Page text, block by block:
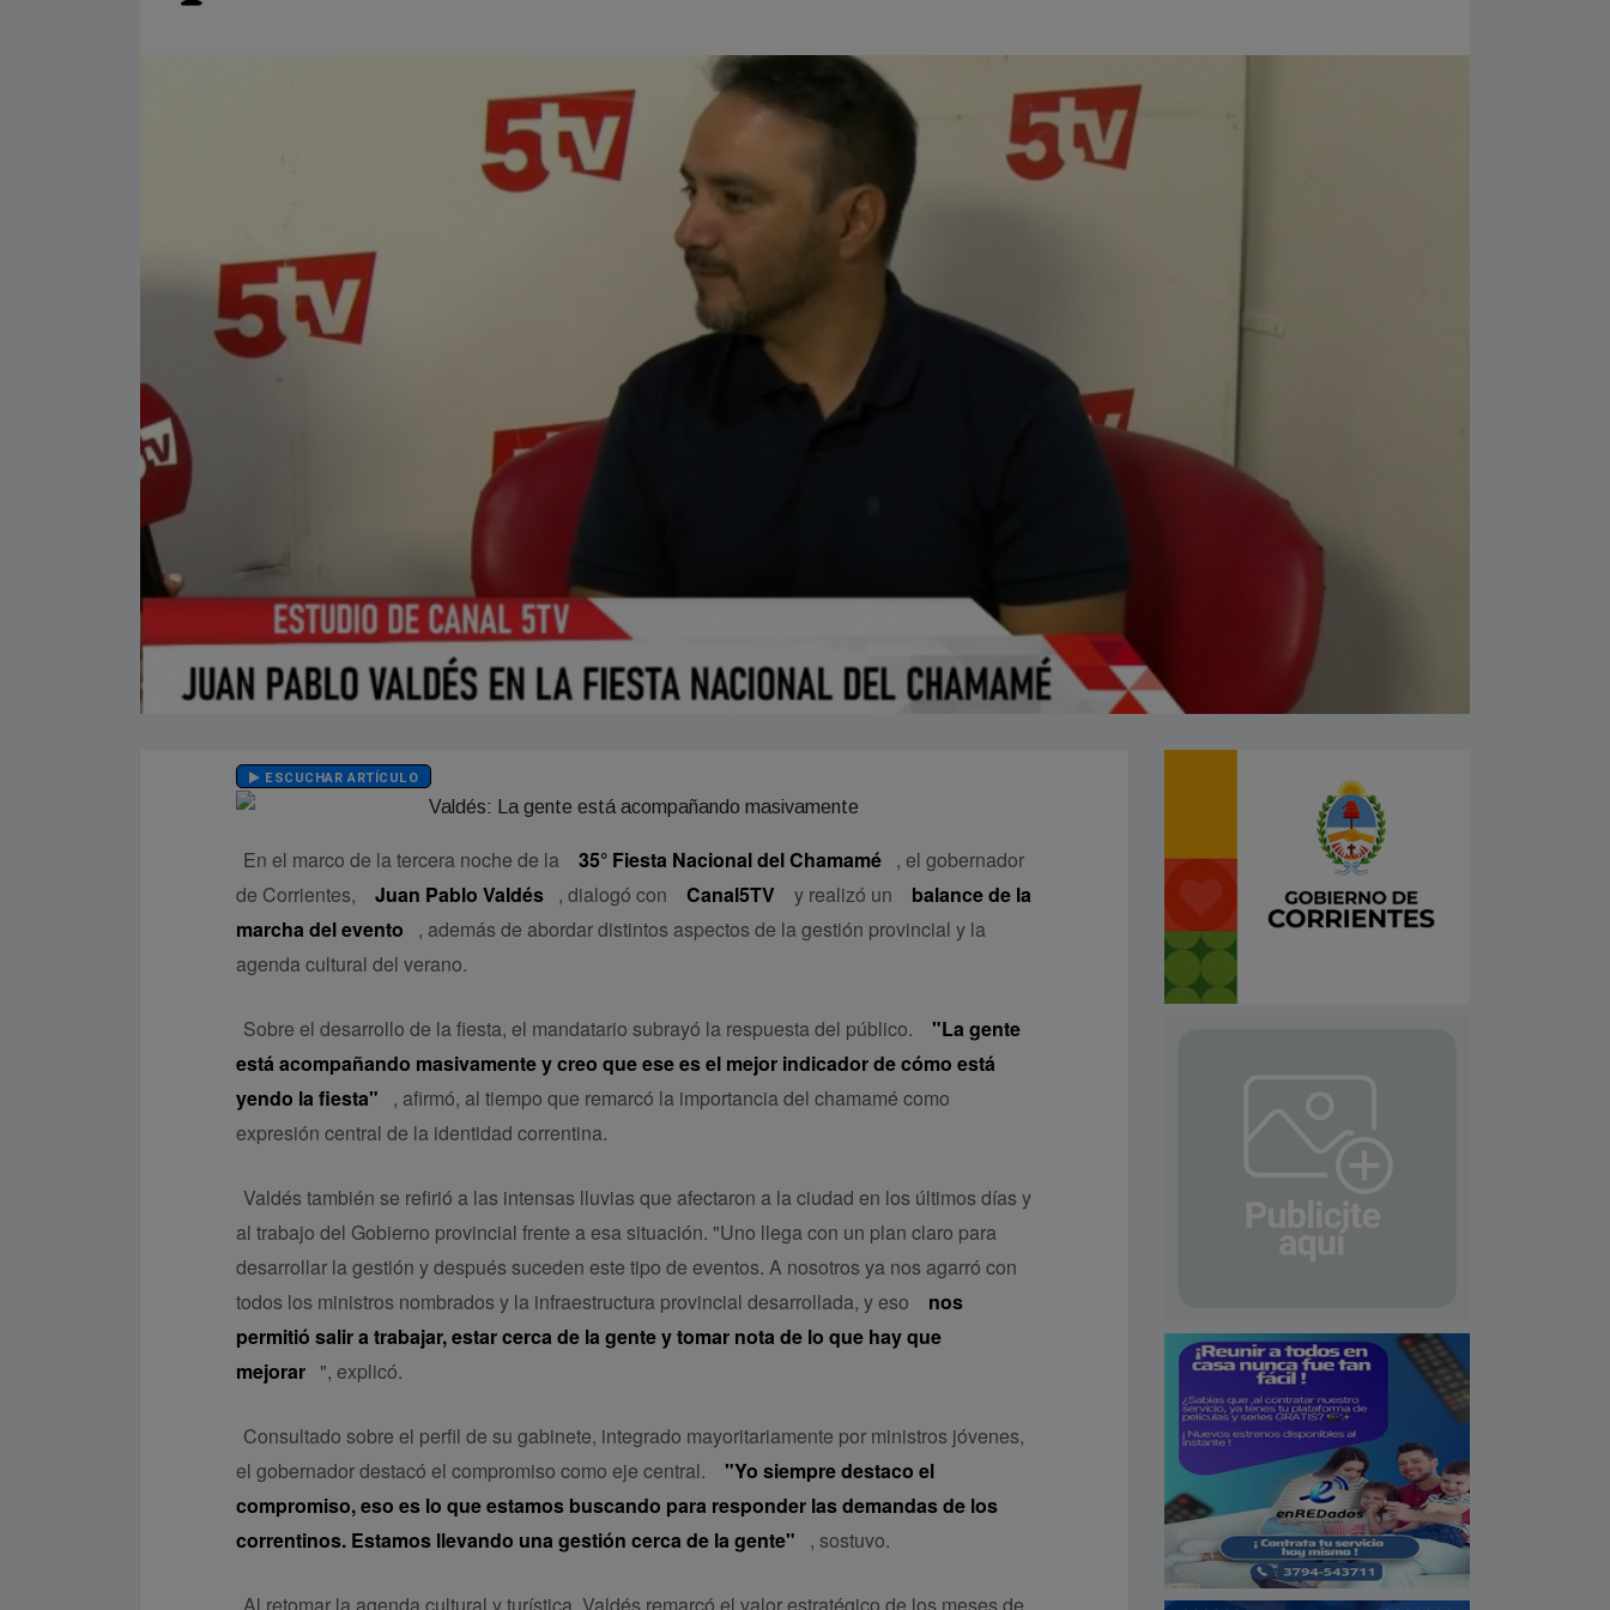
ESCUCHAR ARTÍCULO
En el marco de la tercera noche de la 35° Fiesta Nacional del Chamamé , el gobernador
de Corrientes,
Juan Pablo Valdés , dialogó con Canal5TV y realizó un
balance de la
marcha del evento
, además de abordar distintos aspectos de la gestión provincial y la
agenda cultural del verano.
Sobre el desarrollo de la fiesta, el mandatario subrayó la respuesta del público.
"La gente
está acompañando masivamente y creo que ese es el mejor indicador de cómo está
yendo la fiesta"
, afirmó, al tiempo que remarcó la importancia del chamamé como
expresión central de la identidad correntina.
Valdés también se refirió a las intensas lluvias que afectaron a la ciudad en los últimos días y
al trabajo del Gobierno provincial frente a esa situación. "Uno llega con un plan claro para
desarrollar la gestión y después suceden este tipo de eventos. A nosotros ya nos agarró con
todos los ministros nombrados y la infraestructura provincial desarrollada, y eso
nos
permitió salir a trabajar, estar cerca de la gente y tomar nota de lo que hay que
mejorar ", explicó.
Consultado sobre el perfil de su gabinete, integrado mayoritariamente por ministros jóvenes,
el gobernador destacó el compromiso como eje central.
"Yo siempre destaco el
compromiso, eso es lo que estamos buscando para responder las demandas de los
correntinos. Estamos llevando una gestión cerca de la gente"
, sostuvo.